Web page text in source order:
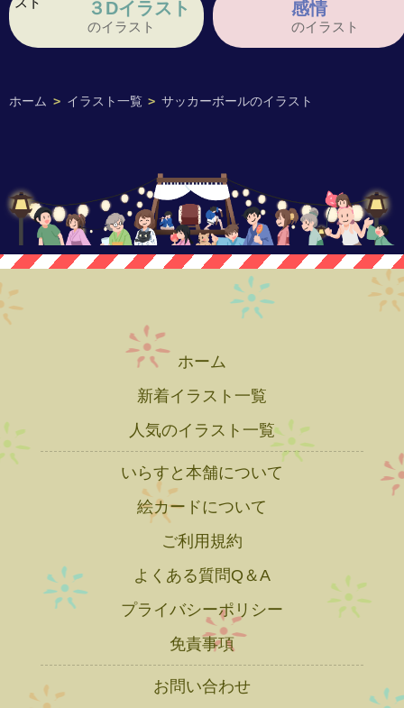
ホーム > イラスト一覧 > サッカーボールのイラスト
３Dイラスト
のイラスト
感情
のイラスト
ホーム
新着イラスト一覧
人気のイラスト一覧
いらすと本舗について
絵カードについて
ご利用規約
よくある質問Q＆A
プライバシーポリシー
免責事項
お問い合わせ